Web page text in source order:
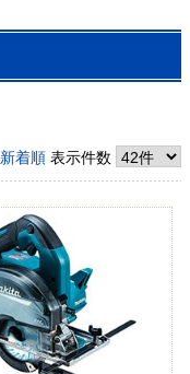
新着順 表示件数